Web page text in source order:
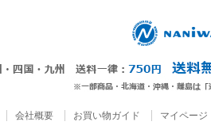
会社概要 お買い物ガイド マイページ